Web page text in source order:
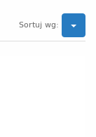
Sortuj wg: